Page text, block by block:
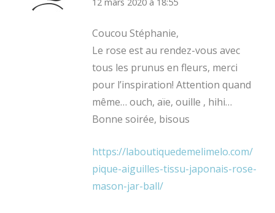
12 mars 2020 à 18:55
Coucou Stéphanie,
Le rose est au rendez-vous avec
tous les prunus en fleurs, merci
pour l’inspiration! Attention quand
même… ouch, aïe, ouille , hihi…
Bonne soirée, bisous
https://laboutiquedemelimelo.com/
pique-aiguilles-tissu-japonais-rose-
mason-jar-ball/